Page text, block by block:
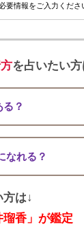
要情報をご入力くださ
を占いたい
？
なれる？
方は↓
香」が鑑定